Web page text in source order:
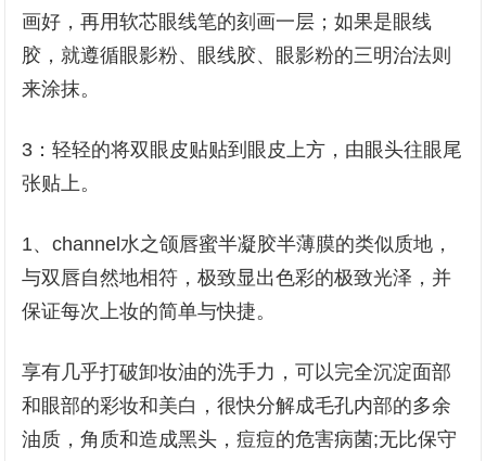
画好，再用软芯眼线笔的刻画一层；如果是眼线
胶，就遵循眼影粉、眼线胶、眼影粉的三明治法则
来涂抹。
3：轻轻的将双眼皮贴贴到眼皮上方，由眼头往眼尾
张贴上。
1、channel水之颌唇蜜半凝胶半薄膜的类似质地，
与双唇自然地相符，极致显出色彩的极致光泽，并
保证每次上妆的简单与快捷。
享有几乎打破卸妆油的洗手力，可以完全沉淀面部
和眼部的彩妆和美白，很快分解成毛孔内部的多余
油质，角质和造成黑头，痘痘的危害病菌;无比保守